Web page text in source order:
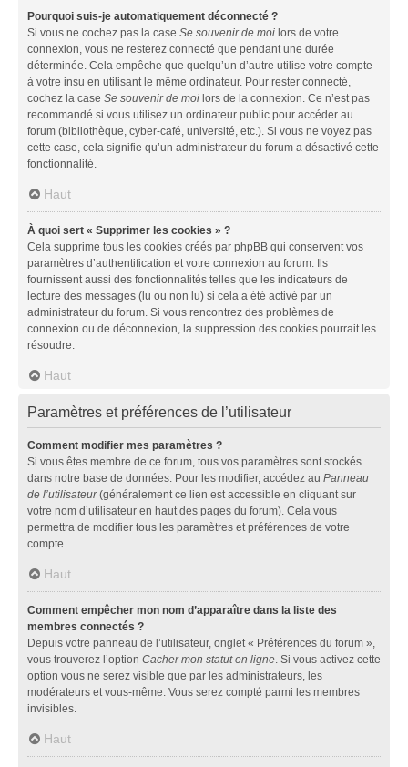
Pourquoi suis-je automatiquement déconnecté ?
Si vous ne cochez pas la case Se souvenir de moi lors de votre
connexion, vous ne resterez connecté que pendant une durée
déterminée. Cela empêche que quelqu’un d’autre utilise votre compte
à votre insu en utilisant le même ordinateur. Pour rester connecté,
cochez la case Se souvenir de moi lors de la connexion. Ce n’est pas
recommandé si vous utilisez un ordinateur public pour accéder au
forum (bibliothèque, cyber-café, université, etc.). Si vous ne voyez pas
cette case, cela signifie qu’un administrateur du forum a désactivé cette
fonctionnalité.
Haut
À quoi sert « Supprimer les cookies » ?
Cela supprime tous les cookies créés par phpBB qui conservent vos
paramètres d’authentification et votre connexion au forum. Ils
fournissent aussi des fonctionnalités telles que les indicateurs de
lecture des messages (lu ou non lu) si cela a été activé par un
administrateur du forum. Si vous rencontrez des problèmes de
connexion ou de déconnexion, la suppression des cookies pourrait les
résoudre.
Haut
Paramètres et préférences de l’utilisateur
Comment modifier mes paramètres ?
Si vous êtes membre de ce forum, tous vos paramètres sont stockés
dans notre base de données. Pour les modifier, accédez au Panneau
de l’utilisateur(généralement ce lien est accessible en cliquant sur
votre nom d’utilisateur en haut des pages du forum). Cela vous
permettra de modifier tous les paramètres et préférences de votre
compte.
Haut
Comment empêcher mon nom d’apparaître dans la liste des
membres connectés ?
Depuis votre panneau de l’utilisateur, onglet « Préférences du forum »,
vous trouverez l’option Cacher mon statut en ligne. Si vous activez cette
option vous ne serez visible que par les administrateurs, les
modérateurs et vous-même. Vous serez compté parmi les membres
invisibles.
Haut